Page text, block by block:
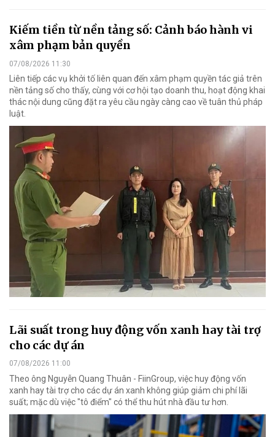
Kiếm tiền từ nền tảng số: Cảnh báo hành vi
xâm phạm bản quyền
07/08/2026 11:30
Liên tiếp các vụ khởi tố liên quan đến xâm phạm quyền tác giả trên
nền tảng số cho thấy, cùng với cơ hội tạo doanh thu, hoạt động khai
thác nội dung cũng đặt ra yêu cầu ngày càng cao về tuân thủ pháp
luật.
Lãi suất trong huy động vốn xanh hay tài trợ
cho các dự án
07/08/2026 11:00
Theo ông Nguyễn Quang Thuân - FiinGroup, việc huy động vốn
xanh hay tài trợ cho các dự án xanh không giúp giảm chi phí lãi
suất; mặc dù việc "tô điểm" có thể thu hút nhà đầu tư hơn.